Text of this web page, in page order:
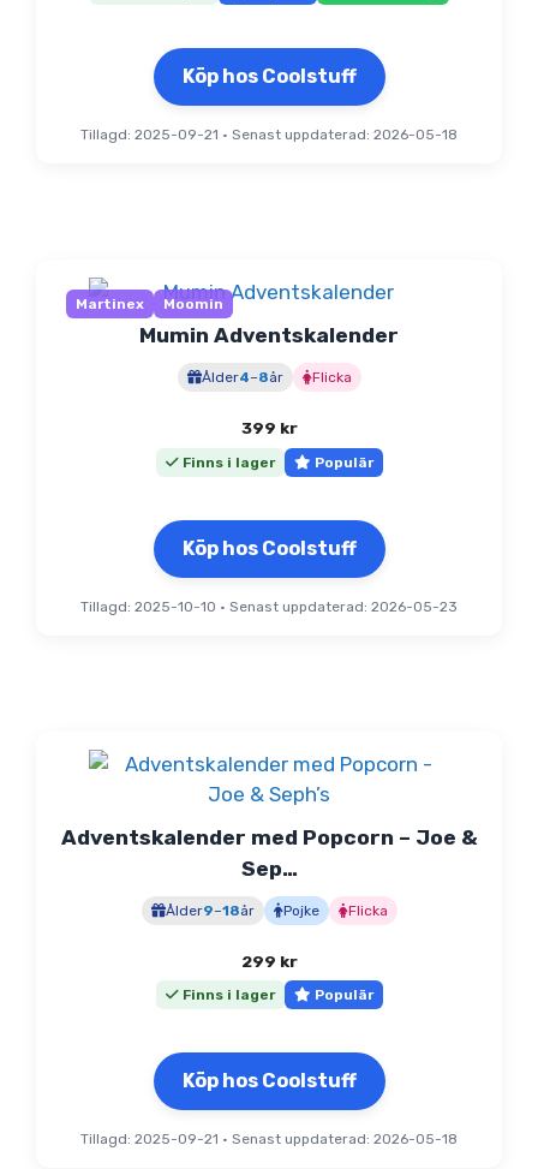
Köp hos Coolstuff
Tillagd: 2025-09-21 • Senast uppdaterad: 2026-05-18
Martinex Moomin
Mumin Adventskalender
Ålder4–8år Flicka
399 kr
Finns i lager Populär
Köp hos Coolstuff
Tillagd: 2025-10-10 • Senast uppdaterad: 2026-05-23
Adventskalender med Popcorn – Joe &
Sep…
Ålder9–18år Pojke Flicka
299 kr
Finns i lager Populär
Köp hos Coolstuff
Tillagd: 2025-09-21 • Senast uppdaterad: 2026-05-18